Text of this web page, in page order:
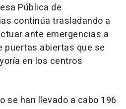
Pública de
continúa trasladando a
ante emergencias a
puertas abiertas que se
en los centros
se han llevado a cabo 196